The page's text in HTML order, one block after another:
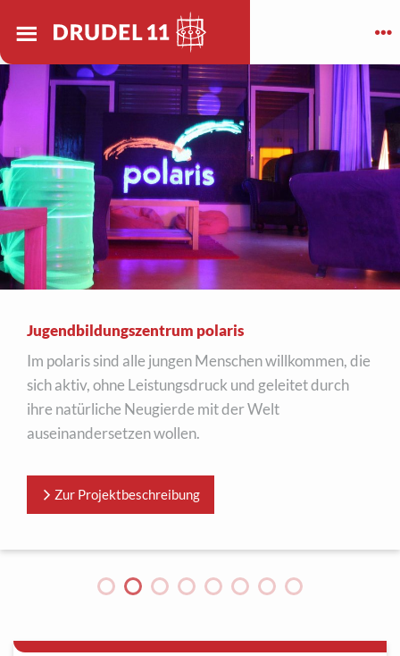
Drudel 11 e.V.
Deutschland
Jugendbildungszentrum polaris
Im polaris sind alle jungen Menschen willkommen, die
sich aktiv, ohne Leistungsdruck und geleitet durch
ihre natürliche Neugierde mit der Welt
auseinandersetzen wollen.
Zur Projektbeschreibung